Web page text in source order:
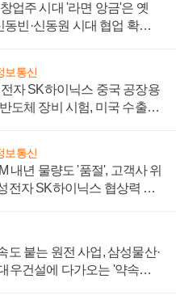
업주 시대 '라면 앙금'은 옛
동빈·신동원 시대 협업 확대
보통신
자 SK하이닉스 중국 공장용
도체 장비 시험, 미국 수출통
보통신
내년 물량도 '품절', 고객사 위
전자 SK하이닉스 협상력 더
도 붙는 원전 사업, 삼성물산·
우건설에 다가오는 '약속의